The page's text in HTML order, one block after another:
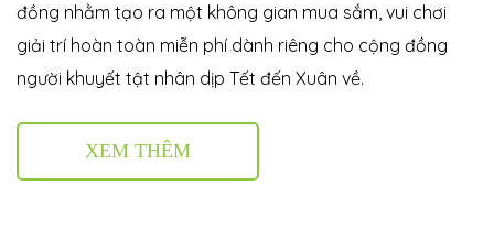
đồng nhằm tạo ra một không gian mua sắm, vui chơi
giải trí hoàn toàn miễn phí dành riêng cho cộng đồng
người khuyết tật nhân dịp Tết đến Xuân về.
XEM THÊM